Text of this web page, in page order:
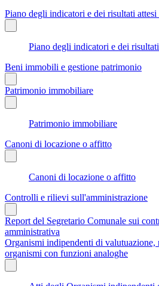
Piano degli indicatori e dei risultati
Piano degli indicatori e dei
Beni immobili e gestione patrimonio
Patrimonio immobiliare
Patrimonio immobiliare
Canoni di locazione o affitto
Canoni di locazione o affitto
Controlli e rilievi sull'amministrazione
Report del Segretario Comunale sui
amministrativa
Organismi indipendenti di
organismi con funzioni analoghe